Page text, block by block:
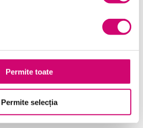
Permite toate
Permite selecția